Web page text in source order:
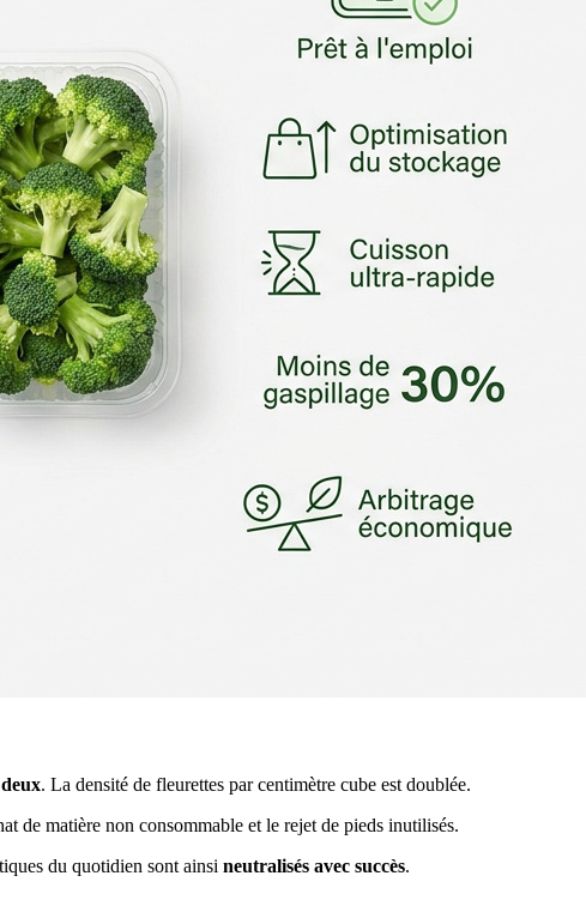
. La densité de fleurettes par centimètre cube est doublée.
de matière non consommable et le rejet de pieds inutilisés.
du quotidien sont ainsi neutralisés avec succès.